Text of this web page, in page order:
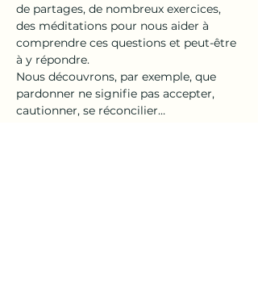
de partages, de nombreux exercices,
des méditations pour nous aider à
comprendre ces questions et peut-être
à y répondre.
Nous découvrons, par exemple, que
pardonner ne signifie pas accepter,
cautionner, se réconcilier…